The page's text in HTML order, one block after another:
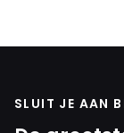
SLUIT JE AAN